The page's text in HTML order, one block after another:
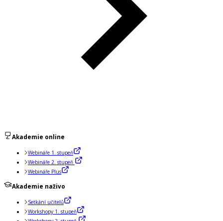
Akademie online
Webináře 1. stupeň
Webináře 2. stupeň
Webináře Plus
Akademie naživo
Setkání učitelů
Workshopy 1. stupeň